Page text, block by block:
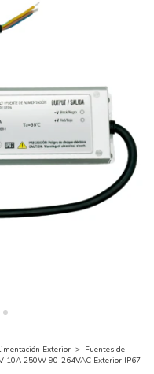
Exterior > Fuentes de
10A 250W 90-264VAC Exterior IP67